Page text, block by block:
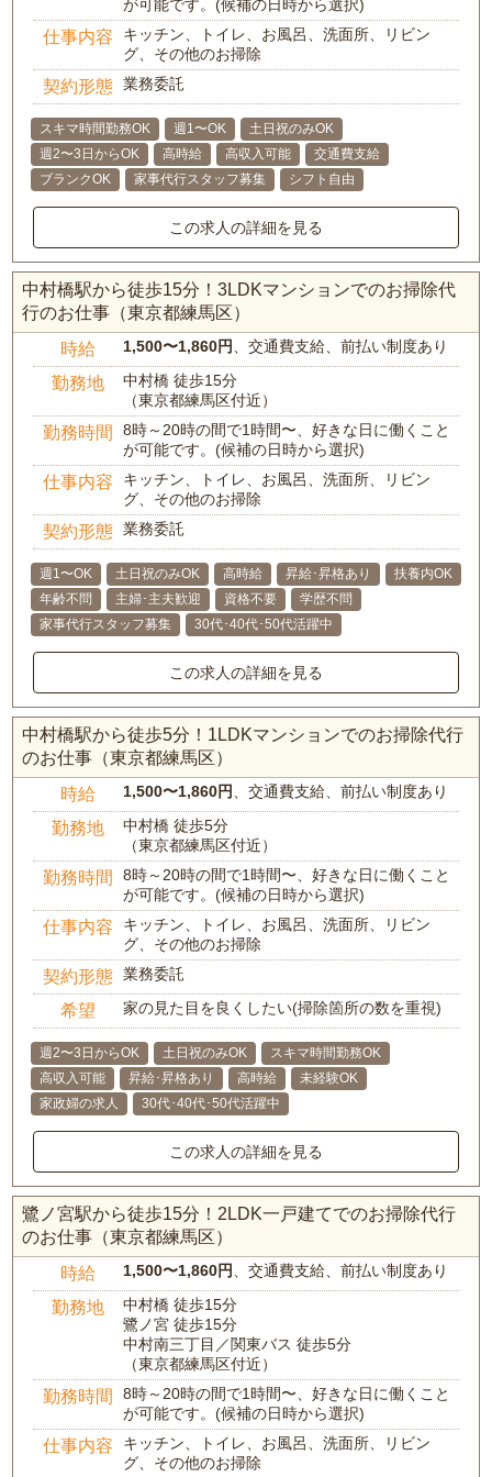
が可能です。(候補の日時から選択)
仕事内容
キッチン、トイレ、お風呂、洗面所、リビン
グ、その他のお掃除
契約形態 業務委託
スキマ時間勤務OK 週1〜OK
土日祝のみOK
週2〜3日からOK
高時給 高収入可能
交通費支給
ブランクOK
家事代行スタッフ募集 シフト自由
この求人の詳細を見る
中村橋駅から徒歩15分！3LDKマンションでのお掃除代
行のお仕事（東京都練馬区）
時給 1,500〜1,860円、交通費支給、前払い制度あり
勤務地
中村橋 徒歩15分
（東京都練馬区付近）
勤務時間
8時～20時の間で1時間〜、好きな日に働くこと
が可能です。(候補の日時から選択)
仕事内容
キッチン、トイレ、お風呂、洗面所、リビン
グ、その他のお掃除
契約形態 業務委託
週1〜OK 土日祝のみOK 高時給 昇給･昇格あり
扶養内OK
年齢不問
主婦･主夫歓迎 資格不要
学歴不問
家事代行スタッフ募集
30代･40代･50代活躍中
この求人の詳細を見る
中村橋駅から徒歩5分！1LDKマンションでのお掃除代行
のお仕事（東京都練馬区）
時給 1,500〜1,860円、交通費支給、前払い制度あり
勤務地
中村橋 徒歩5分
（東京都練馬区付近）
勤務時間
8時～20時の間で1時間〜、好きな日に働くこと
が可能です。(候補の日時から選択)
仕事内容
キッチン、トイレ、お風呂、洗面所、リビン
グ、その他のお掃除
契約形態 業務委託
希望 家の見た目を良くしたい(掃除箇所の数を重視)
週2〜3日からOK 土日祝のみOK
スキマ時間勤務OK
高収入可能
昇給･昇格あり 高時給
未経験OK
家政婦の求人
30代･40代･50代活躍中
この求人の詳細を見る
鷺ノ宮駅から徒歩15分！2LDK一戸建てでのお掃除代行
のお仕事（東京都練馬区）
時給 1,500〜1,860円、交通費支給、前払い制度あり
勤務地
中村橋 徒歩15分
鷺ノ宮 徒歩15分
中村南三丁目／関東バス 徒歩5分
（東京都練馬区付近）
勤務時間
8時～20時の間で1時間〜、好きな日に働くこと
が可能です。(候補の日時から選択)
仕事内容
キッチン、トイレ、お風呂、洗面所、リビン
グ、その他のお掃除